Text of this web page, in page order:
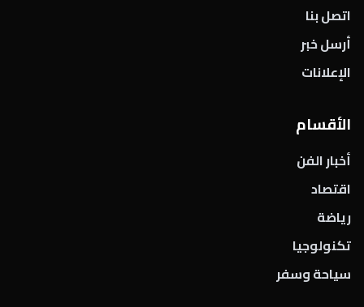
اتصل بنا
أرسل خبر
الإعلانات
الأقسام
أخبار الفن
اقتصاد
رياضة
تكنولوجيا
سياحة وسفر